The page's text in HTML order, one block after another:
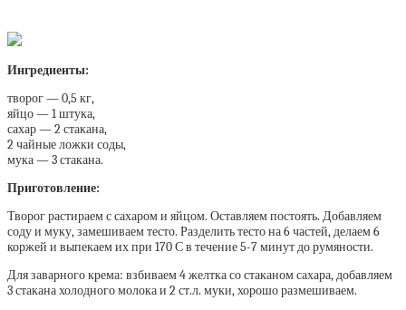
Ингредиенты:
творог — 0,5 кг,
яйцо — 1 штука,
сахар — 2 стакана,
2 чайные ложки соды,
мука — 3 стакана.
Приготовление:
Творог растираем с сахаром и яйцом. Оставляем постоять. Добавляем
соду и муку, замешиваем тесто. Разделить тесто на 6 частей, делаем 6
коржей и выпекаем их при 170 С в течение 5-7 минут до румяности.
Для заварного крема: взбиваем 4 желтка со стаканом сахара, добавляем
3 стакана холодного молока и 2 ст.л. муки, хорошо размешиваем.